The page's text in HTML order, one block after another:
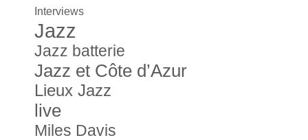
Interviews
Jazz
Jazz batterie
Jazz et Côte d’Azur
Lieux Jazz
live
Miles Davis